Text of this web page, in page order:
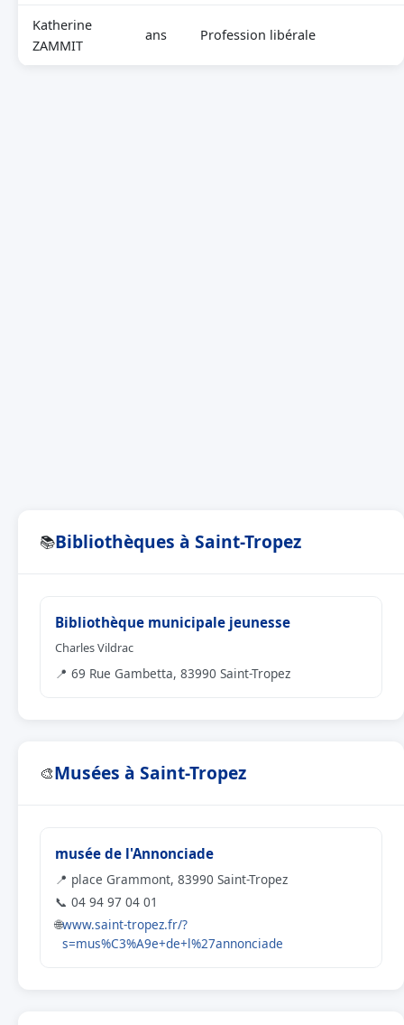
Katherine
ZAMMIT
ans Profession libérale
📚Bibliothèques à Saint-Tropez
Bibliothèque municipale jeunesse
Charles Vildrac
📍 69 Rue Gambetta, 83990 Saint-Tropez
🎨Musées à Saint-Tropez
musée de l'Annonciade
📍 place Grammont, 83990 Saint-Tropez
📞 04 94 97 04 01
🌐www.saint-tropez.fr/?
s=mus%C3%A9e+de+l%27annonciade